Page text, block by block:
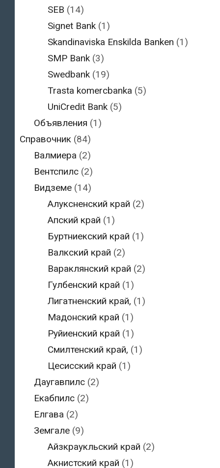
SEB (14)
Signet Bank (1)
Skandinaviska Enskilda Banken (1)
SMP Bank (3)
Swedbank (19)
Trasta komercbanka (5)
UniCredit Bank (5)
Объявления (1)
Справочник (84)
Валмиера (2)
Вентспилс(2)
Видземе(14)
Алуксненский край (2)
Апский край (1)
Буртниекский край (1)
Валкский край (2)
Вараклянский край (2)
Гулбенский край (1)
Лигатненский край, (1)
Мадонский край (1)
Руйиенский край (1)
Смилтенский край, (1)
Цесисский край (1)
Даугавпилс(2)
Екабпилс(2)
Елгава (2)
Земгале(9)
Айзкраукльский край (2)
Акнистский край (1)